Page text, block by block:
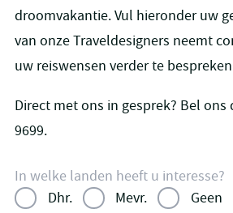
droomvakantie. Vul hieronder uw
van onze Traveldesigners neemt
uw reiswensen verder te
Direct met ons in gesprek? Bel ons
9699.
In welke landen heeft u interesse?
Dhr.
Mevr. Geen